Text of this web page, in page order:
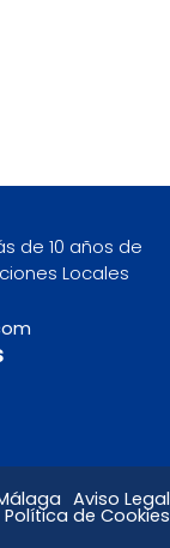
de 10 años de
Locales
Aviso Legal
Política de Cookies